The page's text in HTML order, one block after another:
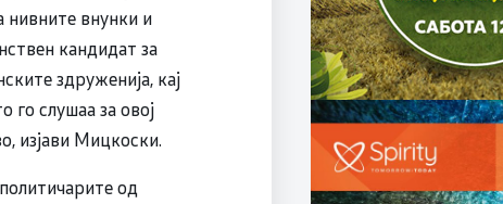
нивните внунки и
кандидат за
здруженија, кај
го слушаа за овој
изјави Мицкоски.
од